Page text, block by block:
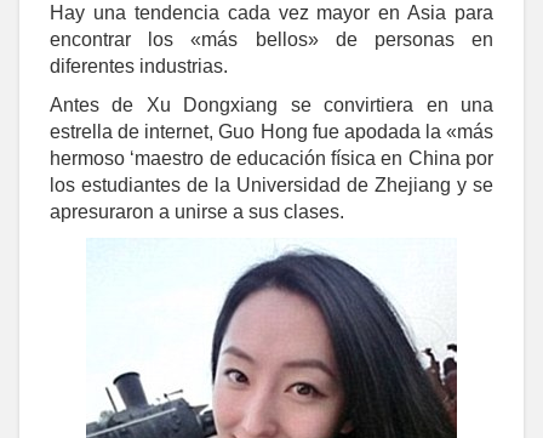
Hay una tendencia cada vez mayor en Asia para
encontrar los «más bellos» de personas en
diferentes industrias.
Antes de Xu Dongxiang se convirtiera en una
estrella de internet, Guo Hong fue apodada la «más
hermoso ‘maestro de educación física en China por
los estudiantes de la Universidad de Zhejiang y se
apresuraron a unirse a sus clases.